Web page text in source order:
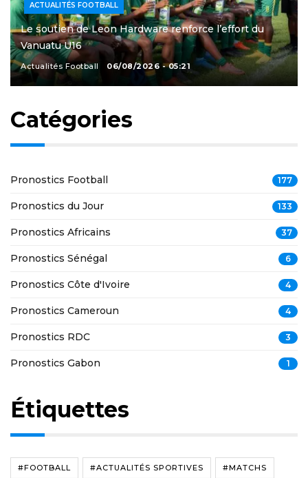
ACTUALITÉS FOOTBALL
Le soutien de Leon Hardware renforce l’effort du
Vanuatu U16
Actualités Football 06/08/2026 - 05:21
Catégories
Pronostics Football 177
Pronostics du Jour 133
Pronostics Africains 37
Pronostics Sénégal 6
Pronostics Côte d'Ivoire 4
Pronostics Cameroun 4
Pronostics RDC 3
Pronostics Gabon 1
Étiquettes
#FOOTBALL #ACTUALITÉS SPORTIVES #MATCHS